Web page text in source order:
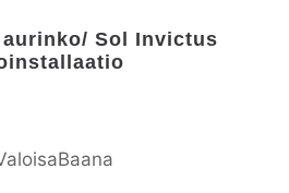
Sol Invictus